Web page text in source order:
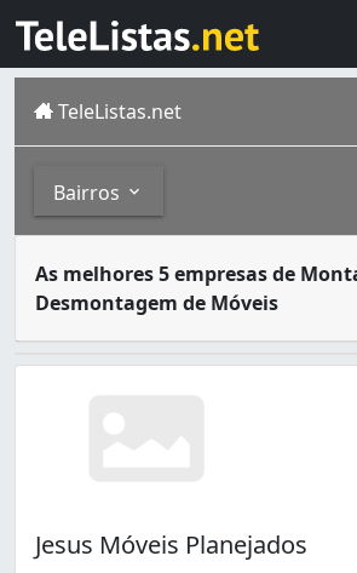
TeleListas.net
Bairros
Centro (1)
As melhores 5 empresas de
Desmontagem de Móveis
Jesus Móveis Planejados